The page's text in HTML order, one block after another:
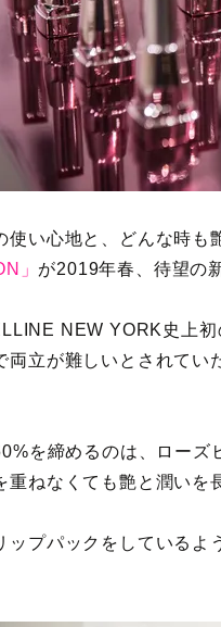
使い心地と、どんな時も
」 が2019年春、待望の
NEW YORK史上初
両立が難しいとされてい
を締めるのは、ローズ
重ねなくても艶と潤いを
ップパックをしているよ